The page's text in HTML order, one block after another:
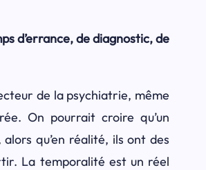
d’errance, de diagnostic, de
de la psychiatrie, même
On pourrait croire qu’un
qu’en réalité, ils ont des
La temporalité est un réel